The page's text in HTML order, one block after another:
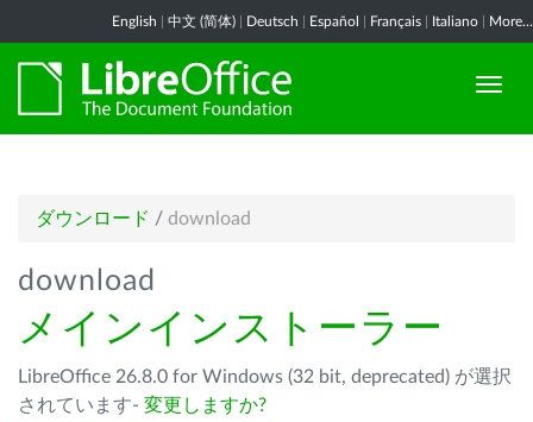
English 中文 (简体) Deutsch Español Français Italiano More...
ダウンロード / download
download
メインインストーラー
LibreOffice 26.8.0 for Windows (32 bit, deprecated) が選択
されています- 変更しますか?